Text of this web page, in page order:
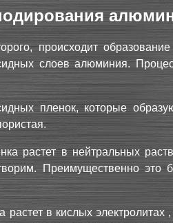
происходит
слоев алюминия.
пленок, которые
растет в нейтральных
Преимущественно это
растет в кислых электролитах